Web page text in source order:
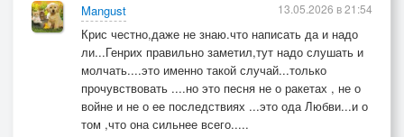
Давай доведём до утра этот миг».
Выключают светило, сгорает эфир,
Крутится в пустоте одинокий пунктир...
Это мы, заплетённые в узел один,
Сохраняем тепло и стук сердцевин.
Mangust
Крис честно,даже не знаю.что написать да и надо
ли...Генрих правильно заметил,тут надо слушать и
молчать....это именно такой случай...только
прочувствовать ....но это песня не о ракетах , не о
войне и не о ее последствиях ...это ода Любви...и о
том ,что она сильнее всего.....
13.05.2026 в 21:54